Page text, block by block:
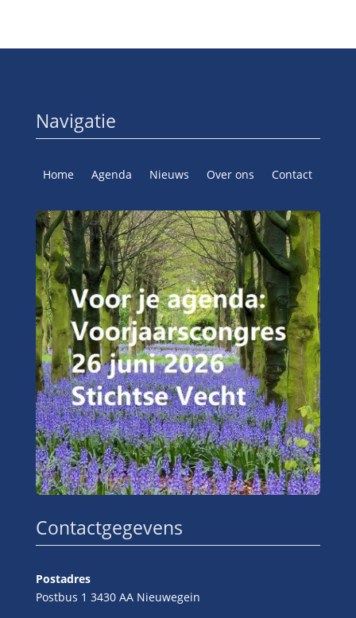
Navigatie
Home Agenda Nieuws Over ons Contact
Contactgegevens
Postadres
Postbus 1 3430 AA Nieuwegein